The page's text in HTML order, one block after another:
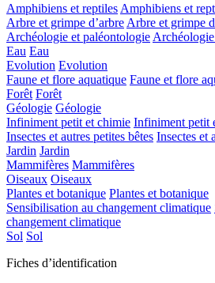
Amphibiens et reptiles Amphibiens et
Arbre et grimpe d’arbre Arbre et grimpe
Archéologie et paléontologie
Eau Eau
Evolution Evolution
Faune et flore aquatique Faune et flore
Forêt Forêt
Géologie Géologie
Infiniment petit et chimie Infiniment petit
Insectes et autres petites bêtes Insectes et
Jardin Jardin
Mammifères Mammifères
Oiseaux Oiseaux
Plantes et botanique Plantes et botanique
Sensibilisation au changement climatique
changement climatique
Sol Sol
Fiches d’identification